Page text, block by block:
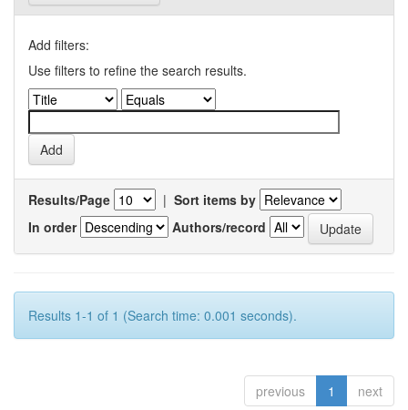
Add filters:
Use filters to refine the search results.
Results/Page | Sort items by
In order
Authors/record
Results 1-1 of 1 (Search time: 0.001 seconds).
previous 1 next